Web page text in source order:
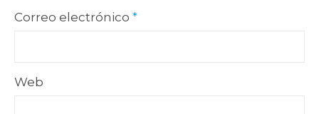
Correo electrónico *
Web